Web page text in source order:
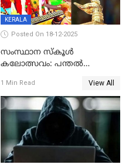
KERALA
Posted On 18-12-2025
സംസ്ഥാന സ്കൂൾ
കലോത്സവം: പന്തൽ
1 Min Read View All